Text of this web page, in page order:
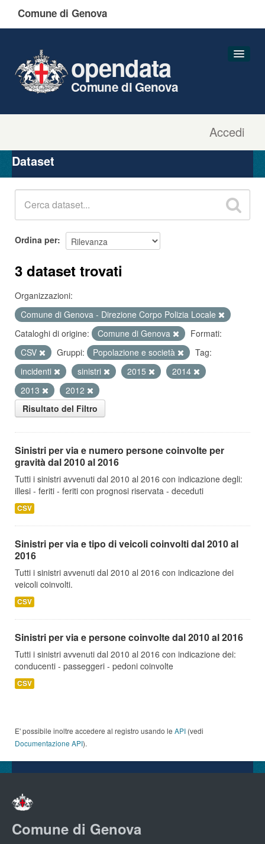
Comune di Genova
Accedi
opendata
Comune di Genova
Organizzazioni
Gruppi
Dataset
Ordina per
3 dataset trovati
Organizzazioni:
Comune di Genova - Direzione Corpo Polizia Locale
Cataloghi di origine:
Comune di Genova
Formati:
CSV
Gruppi: Popolazione e società
Tag:
incidenti
sinistri 2015
2014
2013
2012
Risultato del Filtro
Sinistri per via e numero persone coinvolte per
gravità dal 2010 al 2016
Tutti i sinistri avvenuti dal 2010 al 2016 con indicazione degli:
illesi - feriti - feriti con prognosi riservata - deceduti
CSV
Sinistri per via e tipo di veicoli coinvolti dal 2010 al
2016
Tutti i sinistri avvenuti dal 2010 al 2016 con indicazione dei
veicoli coinvolti.
CSV
Sinistri per via e persone coinvolte dal 2010 al 2016
Tutti i sinistri avvenuti dal 2010 al 2016 con indicazione dei:
conducenti - passeggeri - pedoni coinvolte
CSV
E' possibile inoltre accedere al registro usando le API (vedi
Documentazione API).
Comune di Genova